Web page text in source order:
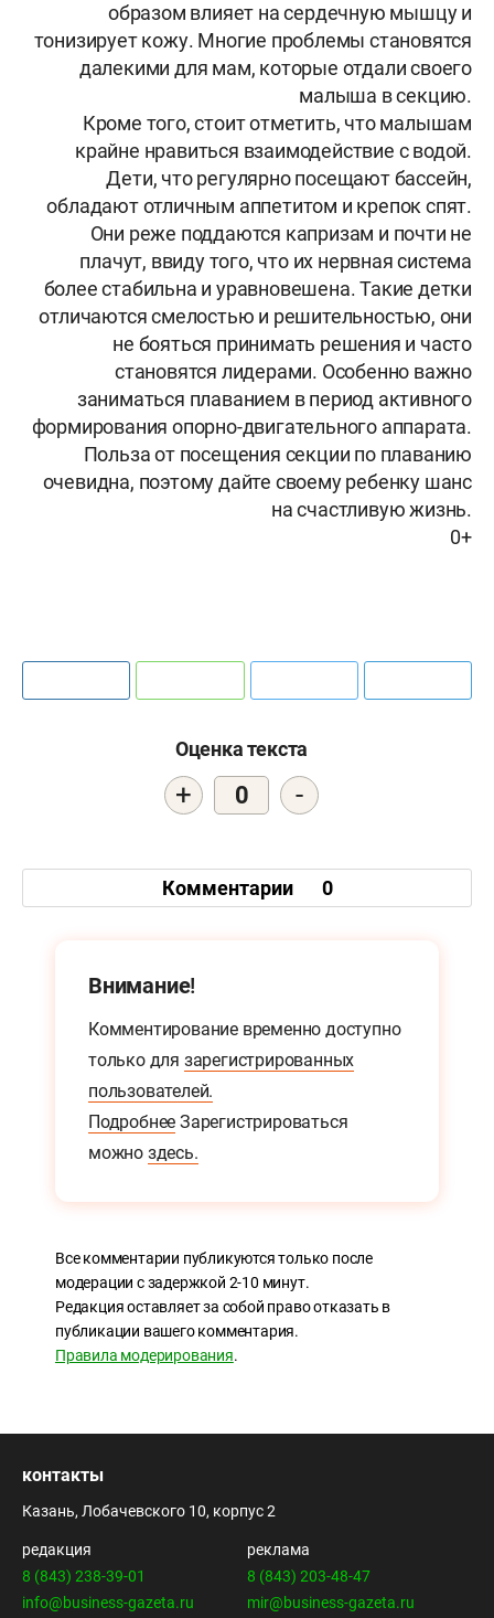
образом влияет на сердечную мышцу и
тонизирует кожу. Многие проблемы становятся
далекими для мам, которые отдали своего
малыша в секцию.
Кроме того, стоит отметить, что малышам
крайне нравиться взаимодействие с водой.
Дети, что регулярно посещают бассейн,
обладают отличным аппетитом и крепок спят.
Они реже поддаются капризам и почти не
плачут, ввиду того, что их нервная система
более стабильна и уравновешена. Такие детки
отличаются смелостью и решительностью, они
не бояться принимать решения и часто
становятся лидерами. Особенно важно
заниматься плаванием в период активного
формирования опорно-двигательного аппарата.
Польза от посещения секции по плаванию
очевидна, поэтому дайте своему ребенку шанс
на счастливую жизнь.
0+
Оценка текста
+ 0 -
Комментарии 0
Внимание!
Комментирование временно доступно
только для зарегистрированных
пользователей.
Подробнее Зарегистрироваться
можно здесь.
Все комментарии публикуются только после
модерации с задержкой 2-10 минут.
Редакция оставляет за собой право отказать в
публикации вашего комментария.
Правила модерирования.
контакты
Казань, Лобачевского 10, корпус 2
редакция
8 (843) 238-39-01
info@business-gazeta.ru
реклама
8 (843) 203-48-47
mir@business-gazeta.ru